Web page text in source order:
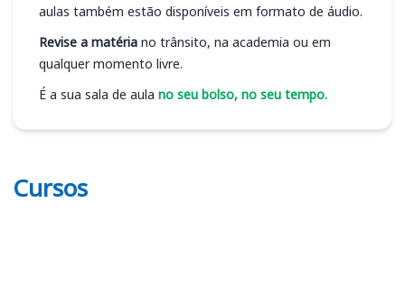
aulas também estão disponíveis em formato de áudio.
Revise a matéria no trânsito, na academia ou em
qualquer momento livre.
É a sua sala de aula no seu bolso, no seu tempo.
Cursos